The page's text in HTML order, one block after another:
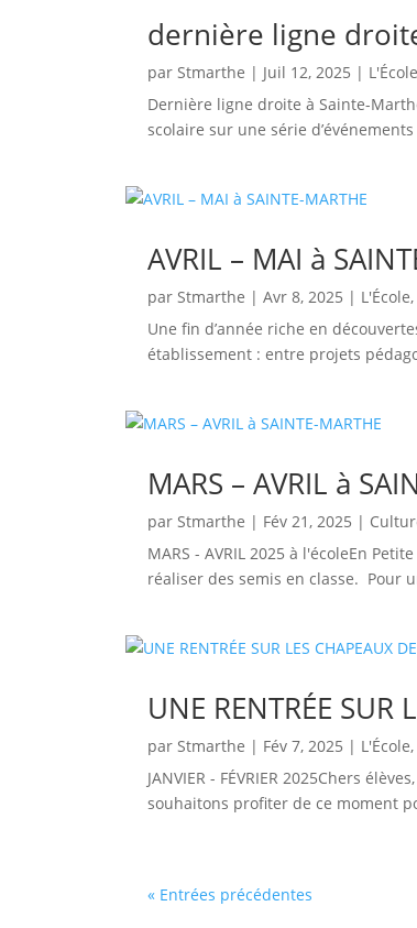
dernière ligne
par Stmarthe | Juil 12, 2025 | L'École
Dernière ligne droite à Sainte-
scolaire sur une série
AVRIL – MAI à
par Stmarthe |Avr 8, 2025 | L'École,
Une fin d’année riche en
établissement : entre projets
MARS – AVRIL à
par Stmarthe | Fév 21, 2025 |
MARS - AVRIL 2025 à l'écoleEn
réaliser des semis en classe.
UNE RENTRÉE SUR
par Stmarthe | Fév 7, 2025 | L'École,
JANVIER - FÉVRIER 2025Chers
souhaitons profiter de ce moment
« Entrées précédentes